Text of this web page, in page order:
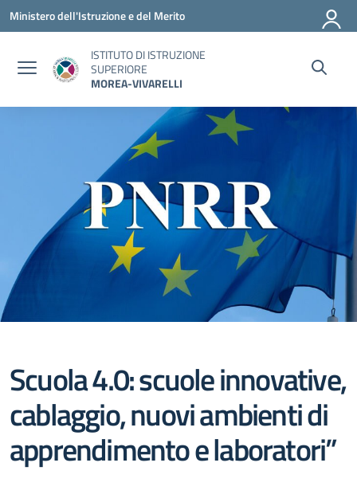
Vai ai contenuti
Vai al menu di navigazione
Vai al footer
Ministero dell'Istruzione e del Merito
ISTITUTO DI ISTRUZIONE
SUPERIORE
MOREA-VIVARELLI
Scuola 4.0: scuole innovative,
cablaggio, nuovi ambienti di
apprendimento e laboratori”